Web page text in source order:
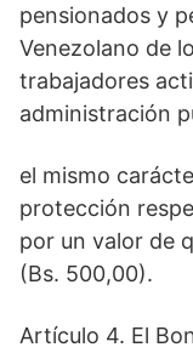
pensionados y
Venezolano de
trabajadores
administración
el mismo
protección
por un valor de
(Bs. 500,00).
Artículo 4. El